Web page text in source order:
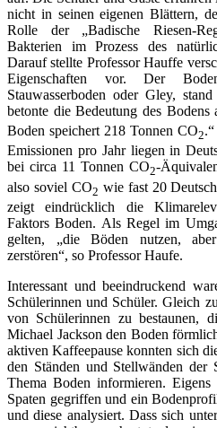
nicht in seinen eigenen Blättern,
Rolle der „Badische Riesen-
Bakterien im Prozess des
Darauf stellte Professor Hauffe
Eigenschaften vor. Der
Stauwasserboden oder Gley,
betonte die Bedeutung des Bodens
Boden speichert 218 Tonnen CO2
Emissionen pro Jahr liegen in
bei circa 11 Tonnen CO2-
also soviel CO2 wie fast 20
zeigt eindrücklich die
Faktors Boden. Als Regel im
gelten, „die Böden nutzen,
zerstören“, so Professor Haufe.
Interessant und beeindruckend
Schülerinnen und Schüler. Gleich
von Schülerinnen zu bestaunen,
Michael Jackson den Boden
aktiven Kaffeepause konnten sich
den Ständen und Stellwänden der
Thema Boden informieren.
Spaten gegriffen und ein
und diese analysiert. Dass sich